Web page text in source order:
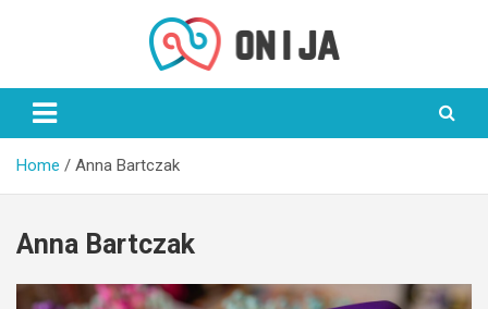
On i Ja
Home Anna Bartczak
Anna Bartczak